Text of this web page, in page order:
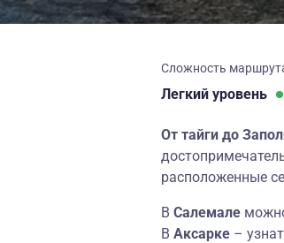
Сложность
Легкий уровень
От тайги до
расположенные
В Салемале
В Аксарке –